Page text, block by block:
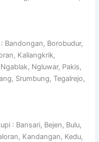
Bandongan, Borobudur,
Kaliangkrik,
Ngluwar, Pakis,
Srumbung, Tegalrejo,
: Bansari, Bejen, Bulu,
Kandangan, Kedu,